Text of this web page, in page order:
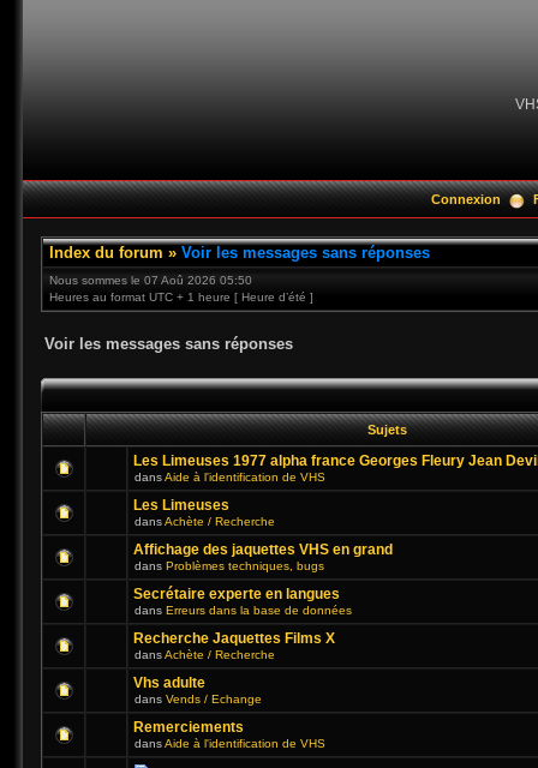
Connexion
Index du forum » Voir les messages sans réponses
Nous sommes le 07 Aoû 2026 05:50
Heures au format UTC + 1 heure [ Heure d’été ]
Voir les messages sans réponses
Sujets
Les Limeuses 1977 alpha france Georges Fleury Jean
dansAide à l'identification de VHS
Les Limeuses
dansAchète / Recherche
Affichage des jaquettes VHS en grand
dans Problèmes techniques, bugs
Secrétaire experte en langues
dans Erreurs dans la base de données
Recherche Jaquettes Films X
dansAchète / Recherche
Vhs adulte
dans Vends / Echange
Remerciements
dansAide à l'identification de VHS